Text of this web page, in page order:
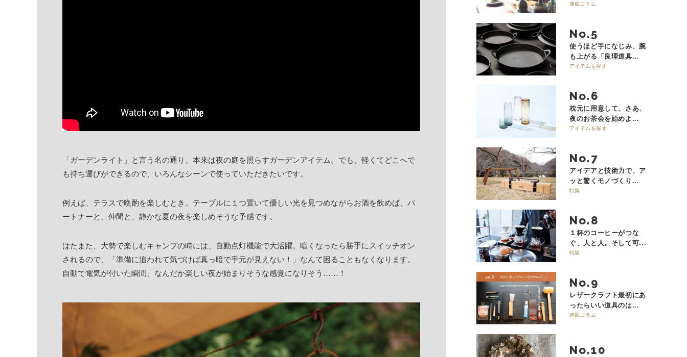
「ガーデンライト」と言う名の通り、本来は夜の庭を照らすガーデンアイテム。でも、軽くてどこへで
も持ち運びができるので、いろんなシーンで使っていただきたいです。
例えば、テラスで晩酌を楽しむとき。テーブルに１つ置いて優しい光を見つめながらお酒を飲めば、パ
ートナーと、仲間と、静かな夏の夜を楽しめそうな予感です。
はたまた、大勢で楽しむキャンプの時には、自動点灯機能で大活躍。暗くなったら勝手にスイッチオン
されるので、「準備に追われて気づけば真っ暗で手元が見えない！」なんて困ることもなくなります。
自動で電気が付いた瞬間、なんだか楽しい夜が始まりそうな感覚になりそう……！
連載コラム
No.
使うほど手になじみ、腕
も上がる「良理道具...
アイテムを探す
No.
枕元に用意して、さあ、
夜のお茶会を始めよ...
アイテムを探す
No.
アイデアと技術力で、ア
ッと驚くモノづくり...
特集
No.
１杯のコーヒーがつな
ぐ、人と人。そして可...
特集
No.
レザークラフト最初にあ
ったらいい道具のは...
連載コラム
No.